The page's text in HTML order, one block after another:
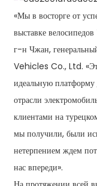
«Мы в восторге от
выставке
г-н Чжан,
Vehicles Co., Ltd.
идеальную
отрасли
клиентами на
мы получили, были
нетерпением ждем
нас впереди».